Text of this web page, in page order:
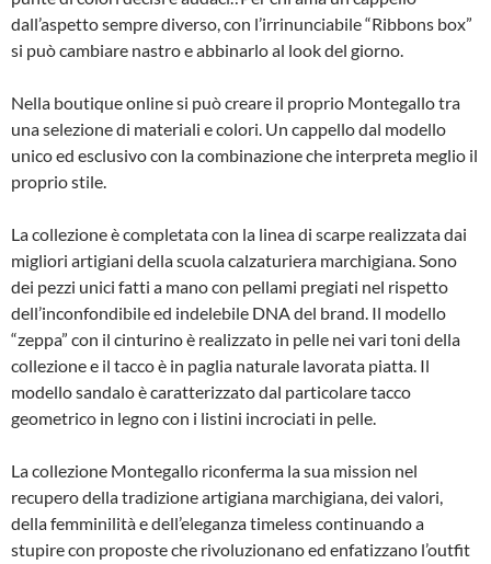
dall’aspetto sempre diverso, con l’irrinunciabile “Ribbons box”
si può cambiare nastro e abbinarlo al look del giorno.
Nella boutique online si può creare il proprio Montegallo tra
una selezione di materiali e colori. Un cappello dal modello
unico ed esclusivo con la combinazione che interpreta meglio il
proprio stile.
La collezione è completata con la linea di scarpe realizzata dai
migliori artigiani della scuola calzaturiera marchigiana. Sono
dei pezzi unici fatti a mano con pellami pregiati nel rispetto
dell’inconfondibile ed indelebile DNA del brand. Il modello
“zeppa” con il cinturino è realizzato in pelle nei vari toni della
collezione e il tacco è in paglia naturale lavorata piatta. Il
modello sandalo è caratterizzato dal particolare tacco
geometrico in legno con i listini incrociati in pelle.
La collezione Montegallo riconferma la sua mission nel
recupero della tradizione artigiana marchigiana, dei valori,
della femminilità e dell’eleganza timeless continuando a
stupire con proposte che rivoluzionano ed enfatizzano l’outfit